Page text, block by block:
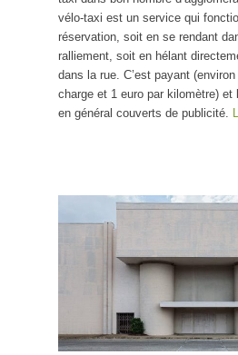
vélo-taxi est un service qui
réservation, soit en se rendant
ralliement, soit en hélant
dans la rue. C’est payant
charge et 1 euro par kilomètre)
en général couverts de publicité.